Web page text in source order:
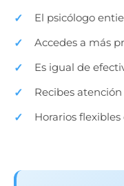
El psicólogo
Accedes a más
Es igual de
Recibes
Horarios